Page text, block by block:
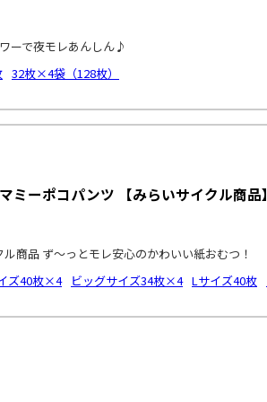
ーで夜モレあんしん♪
32枚×4袋（128枚）
ミーポコパンツ 【みらいサイクル商品】
商品 ず～っとモレ安心のかわいい紙おむつ！
ズ40枚×4 ビッグサイズ34枚×4 Lサイズ40枚